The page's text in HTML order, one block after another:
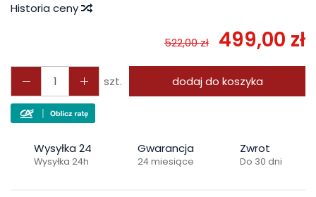
Historia ceny
522,00 zł 499,00 zł
szt. dodaj do koszyka
Wysyłka 24
Wysyłka 24h
Gwarancja
24 miesiące
Zwrot
Do 30 dni